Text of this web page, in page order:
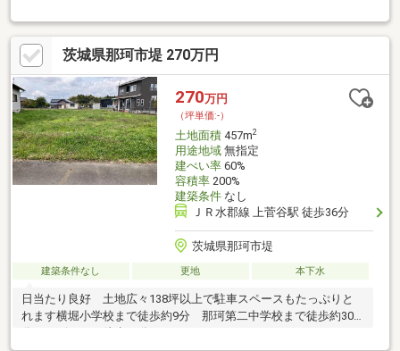
茨城県那珂市堤 270万円
270万円
（坪単価:-）
土地面積457m2
用途地域無指定
建ぺい率60%
容積率200%
建築条件なし
ＪＲ水郡線 上菅谷駅 徒歩36分
茨城県那珂市堤
建築条件なし 更地 本下水
日当たり良好 土地広々138坪以上で駐車スペースもたっぷりと
れます横堀小学校まで徒歩約9分 那珂第二中学校まで徒歩約30